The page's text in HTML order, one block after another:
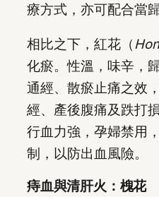
療方式，亦可配合當
相比之下，紅花（
化瘀。性溫，味辛，
通經、散瘀止痛之效
經、產後腹痛及跌打
行血力強，孕婦禁用
制，以防出血風險。
痔血與清肝火：槐花